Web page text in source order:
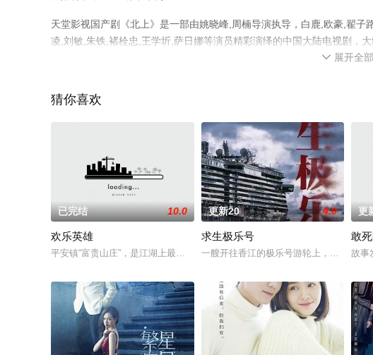
天堂影视国产剧《北上》是一部由姚晓峰,周楠导演执导，白鹿,欧豪,翟
凌,刘敏,朱铁,褚栓忠,王学圻,萨日娜等演员精彩演绎的中国大陆电视剧，
完整版电视剧全集就上天堂电影网，更多相关信息可移步至豆瓣电视剧、
 展开全部
猜你喜欢
已完结 10.0
欢乐英雄
平安镇“富贵山庄”，是江湖上最大帮派“百佬会”的驻地，渴望退休的三位长老
更新20 4.0
求生极乐号
一艘开往香江的极乐号游轮上，一个戴
更
敢
故事